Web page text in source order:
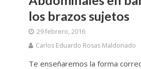
los brazos sujetos
29 febrero, 2016
Carlos Eduardo Rosas Maldonado
Te enseñaremos la forma